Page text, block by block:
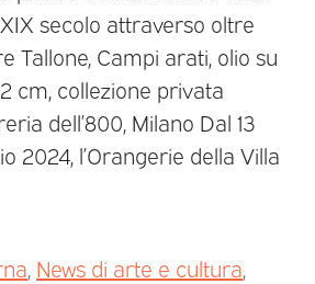
secolo attraverso oltre
Tallone, Campi arati, olio su
cm, collezione privata
dell’800, Milano Dal 13
2024, l’Orangerie della Villa
, News di arte e cultura,